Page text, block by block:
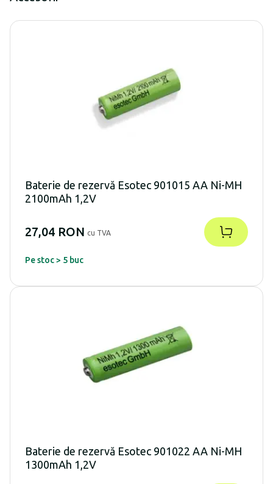
Baterie de rezervă Esotec 901015 AA Ni-MH
2100mAh 1,2V
27,04 RON cu TVA
Pe stoc > 5 buc
Baterie de rezervă Esotec 901022 AA Ni-MH
1300mAh 1,2V